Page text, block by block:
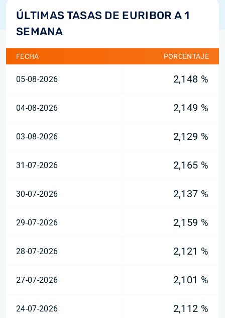
ÚLTIMAS TASAS DE EURIBOR A 1
SEMANA
FECHA PORCENTAJE
05-08-2026 2,148 %
04-08-2026 2,149 %
03-08-2026 2,129 %
31-07-2026 2,165 %
30-07-2026 2,137 %
29-07-2026 2,159 %
28-07-2026 2,121 %
27-07-2026 2,101 %
24-07-2026 2,112 %